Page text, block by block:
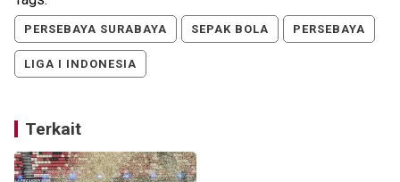
PERSEBAYA SURABAYA SEPAK BOLA PERSEBAYA
LIGA I INDONESIA
Terkait